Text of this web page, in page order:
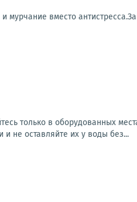
вместо
только в оборудованных
не оставляйте их у воды без...